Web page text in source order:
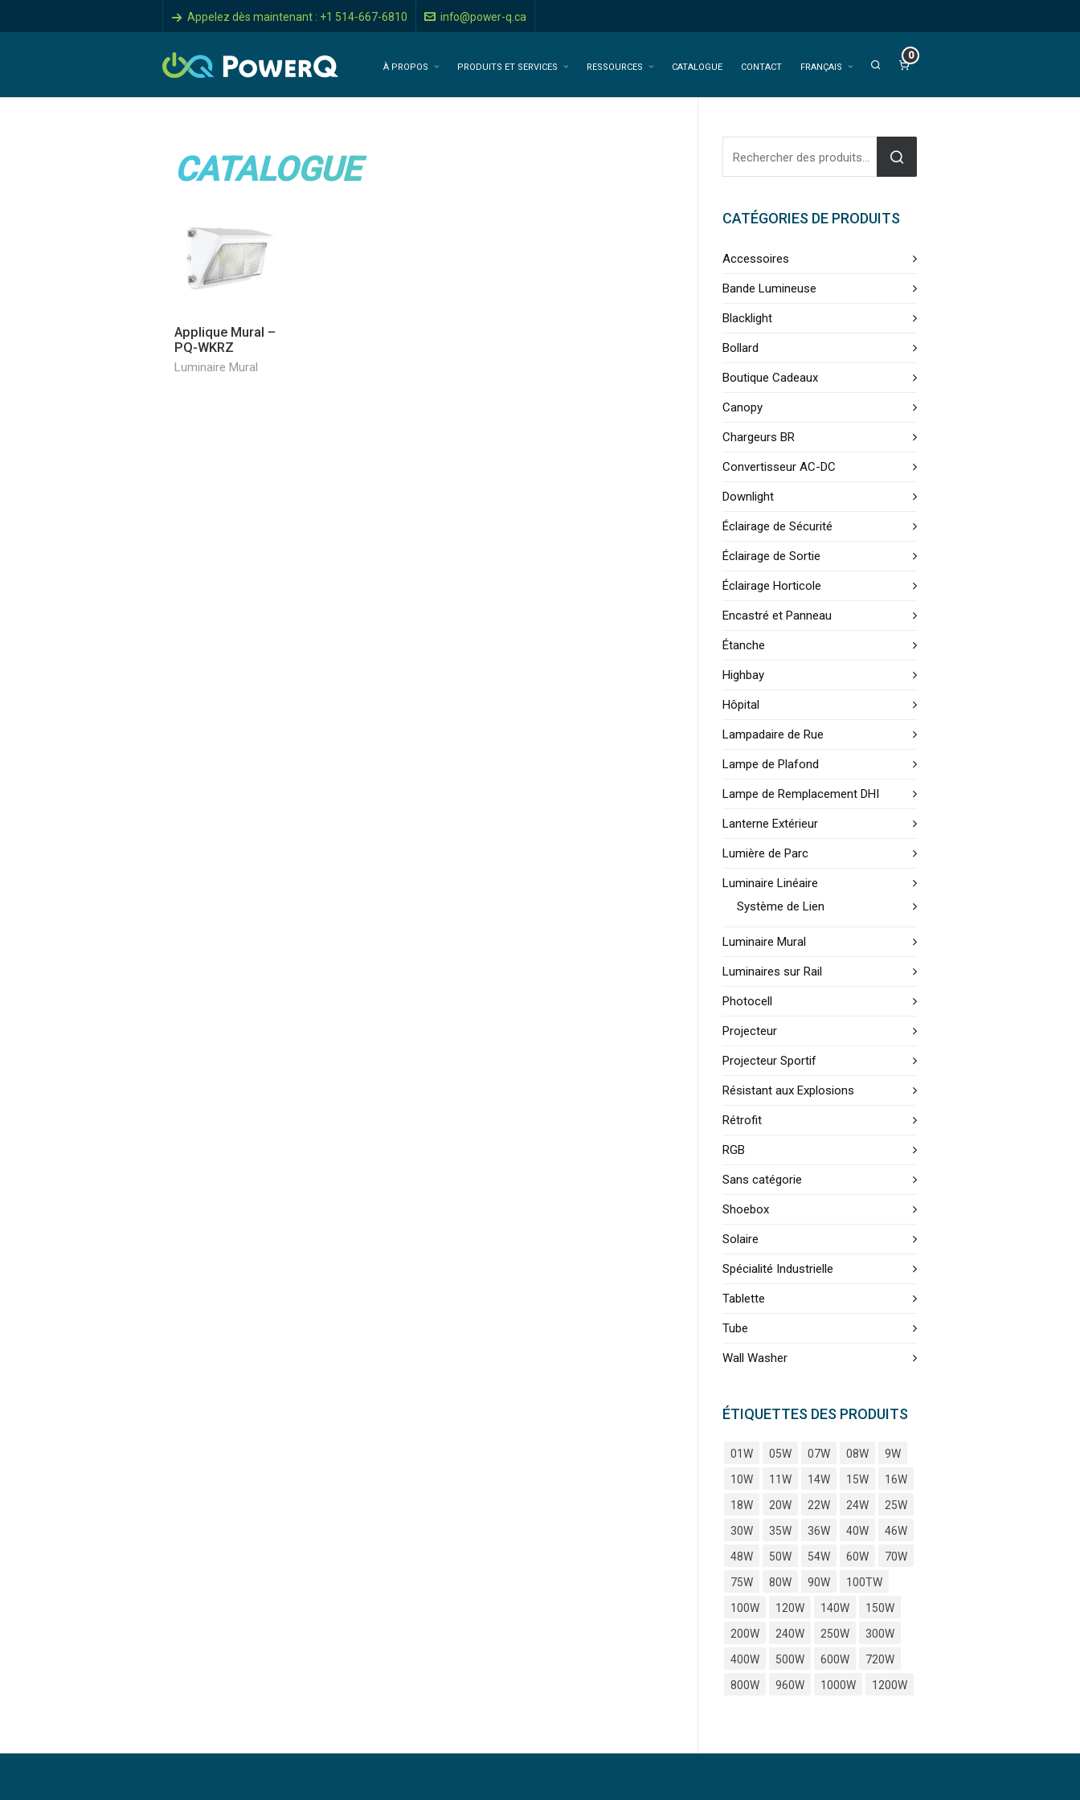
Appelez dès maintenant : +1 514-667-6810 info@power-q.ca
À PROPOS PRODUITS ET SERVICES RESSOURCES CATALOGUE CONTACT FRANÇAIS
0
CATALOGUE
Applique Mural –
PQ-WKRZ
Luminaire Mural
CATÉGORIES DE PRODUITS
Accessoires
Bande Lumineuse
Blacklight
Bollard
Boutique Cadeaux
Canopy
Chargeurs BR
Convertisseur AC-DC
Downlight
Éclairage de Sécurité
Éclairage de Sortie
Éclairage Horticole
Encastré et Panneau
Étanche
Highbay
Hôpital
Lampadaire de Rue
Lampe de Plafond
Lampe de Remplacement DHI
Lanterne Extérieur
Lumière de Parc
Luminaire Linéaire
Système de Lien
Luminaire Mural
Luminaires sur Rail
Photocell
Projecteur
Projecteur Sportif
Résistant aux Explosions
Rétrofit
RGB
Sans catégorie
Shoebox
Solaire
Spécialité Industrielle
Tablette
Tube
Wall Washer
ÉTIQUETTES DES PRODUITS
01W 05W 07W 08W
9W
10W
11W 14W 15W
16W
18W
20W 22W 24W
25W
30W
35W 36W 40W
46W
48W
50W 54W 60W
70W
75W
80W 90W
100TW
100W
120W 140W
150W
200W
240W 250W
300W
400W
500W 600W
720W
800W
960W 1000W 1200W